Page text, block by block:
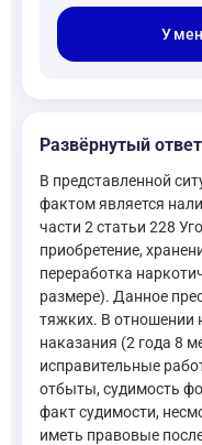
У
Развёрнутый
В представленной
фактом является
части 2 статьи 228
приобретение,
переработка
размере). Данное
тяжких. В отношении
наказания (2 года 8
исправительные
отбыты, судимость
факт судимости,
иметь правовые